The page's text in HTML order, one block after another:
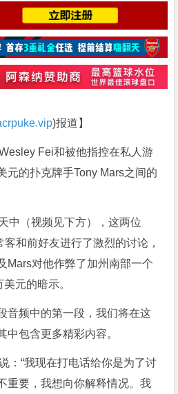
)报道】
Fei和被他指控在私人游
元的扑克牌手Tony Mars之间的
中（视频见下方），这两位
和前好友进行了激烈的讨论，
Mars对他作弊了加州南部一个
元的暗示。
音频中的第一段，我们将在这
中包含更多精彩内容。
：“我现在打电话给你是为了讨
重要，我想向你解释情况。我